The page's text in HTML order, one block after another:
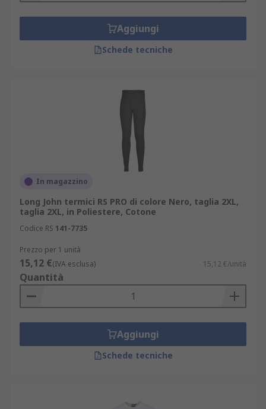
Aggiungi
Schede tecniche
In magazzino
Long John termici RS PRO di colore Nero, taglia 2XL,
taglia 2XL, in Poliestere, Cotone
Codice RS 141-7735
Prezzo per 1 unità
15,12 €(IVA esclusa) 15,12 €/unità
Quantità
Aggiungi
Schede tecniche